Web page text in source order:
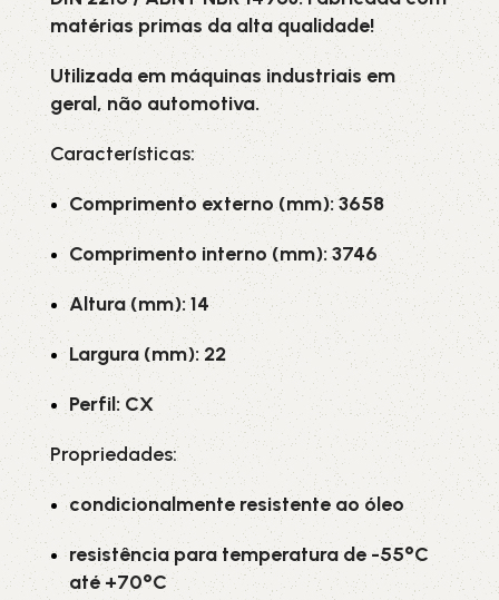
matérias primas da alta qualidade!
Utilizada em máquinas industriais em
geral, não automotiva.
Características:
Comprimento externo (mm): 3658
Comprimento interno (mm): 3746
Altura (mm): 14
Largura (mm): 22
Perfil: CX
Propriedades:
condicionalmente resistente ao óleo
resistência para temperatura de -55°C
até +70°C